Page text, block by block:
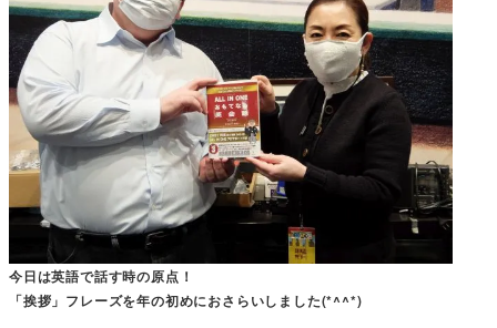
今日は英語で話す時の原点！
「挨拶」フレーズを年の初めにおさらいしました(*^^*)